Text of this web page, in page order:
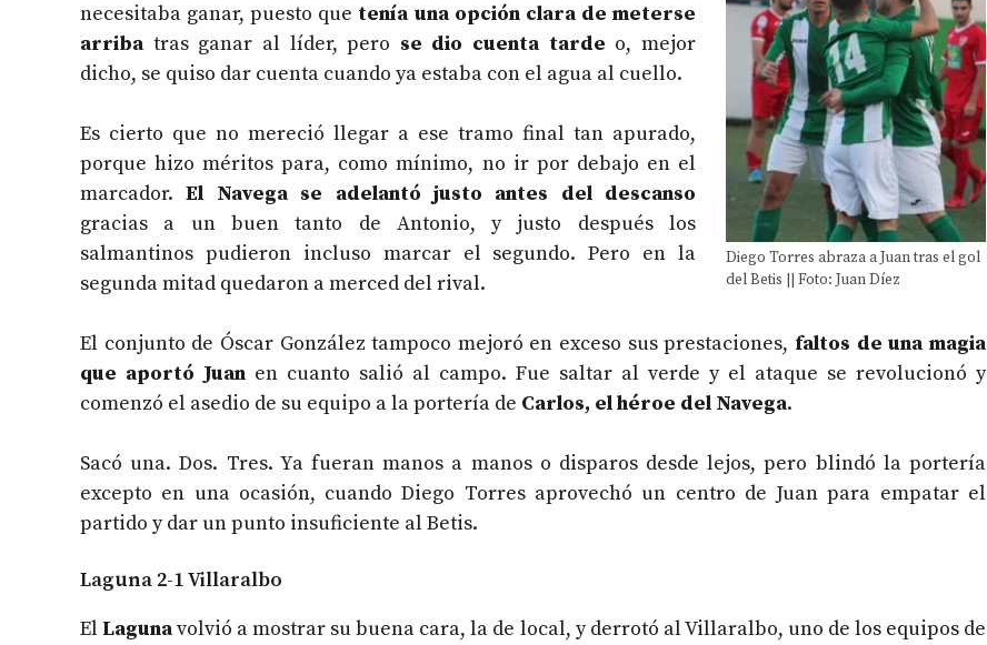
Diego Torres abraza a Juan tras el gol
del Betis || Foto: Juan Díez
necesitaba ganar, puesto que tenía una opción clara de meterse
arriba tras ganar al líder, pero se dio cuenta tarde o, mejor
dicho, se quiso dar cuenta cuando ya estaba con el agua al cuello.
Es cierto que no mereció llegar a ese tramo final tan apurado,
porque hizo méritos para, como mínimo, no ir por debajo en el
marcador.El Navega se adelantó justo antes del descanso
gracias a un buen tanto de Antonio, y justo después los
salmantinos pudieron incluso marcar el segundo. Pero en la
segunda mitad quedaron a merced del rival.
El conjunto de Óscar González tampoco mejoró en exceso sus prestaciones, faltos de una magia
que aportó Juan en cuanto salió al campo. Fue saltar al verde y el ataque se revolucionó y
comenzó el asedio de su equipo a la portería de Carlos, el héroe del Navega.
Sacó una. Dos. Tres. Ya fueran manos a manos o disparos desde lejos, pero blindó la portería
excepto en una ocasión, cuando Diego Torres aprovechó un centro de Juan para empatar el
partido y dar un punto insuficiente al Betis.
Laguna 2-1 Villaralbo
El Lagunavolvió a mostrar su buena cara, la de local, y derrotó al Villaralbo, uno de los equipos de